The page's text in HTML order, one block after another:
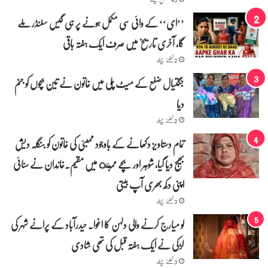
’’ای‘‘ کے وائی سی مکمل ہونے پر ہی گیس سلنڈر ملے
گا، آخری تاریخ میں صرف ایک ہفتہ باقی
2 گھنٹے پہلے
جگتیال ضلع کے میٹ پلی میں خاتون نے تین بچوں کو جنم
دیا
2 گھنٹے پہلے
تمام دستاویز دکھانے کے باوجود ممبئی کی خاتون کو بنگلہ دیش
بھیج دیا گیا، شوہر اور بچے ممبئ میں مقیم۔خاندان نے سنائی
اپنی دکھ بھری آپ بیتی
3 گھنٹے پہلے
لو میارج کرنے والی دلہن کا اغوا۔ حیدرآباد کے پرانے شہر کی
لڑکی نے ایک ہفتہ قبل کی تھی شادی
3 گھنٹے پہلے